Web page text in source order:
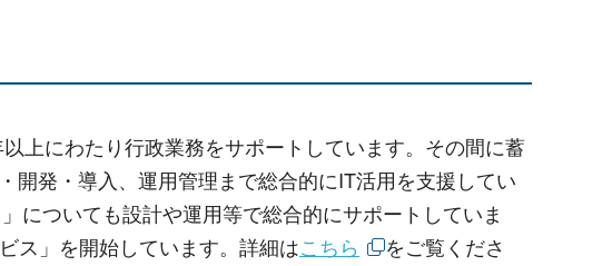
上にわたり行政業務をサポートしています。その間に蓄
発・導入、運用管理まで総合的にIT活用を支援してい
についても設計や運用等で総合的にサポートしていま
ス」を開始しています。詳細はこちら
をご覧くださ